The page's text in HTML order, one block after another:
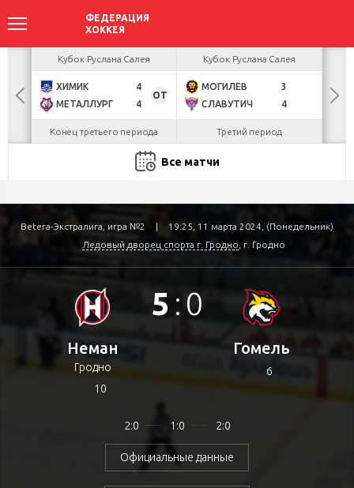
БУЛ
Кубок Руслана Салея
ХИМИК
4
МЕТАЛЛУРГ
4
ОТ
Конец третьего периода
Кубок Руслана Салея
МОГИЛЕВ
3
СЛАВУТИЧ
4
Третий период
Все матчи
Betera-Экстралига, игра №2 |
19:25, 11 марта 2024, (Понедельник)
Ледовый дворец спорта г. Гродно , г. Гродно
Неман
Гродно
10
5 : 0
2:0 1:0 2:0
Официальные данные
Гомель
6